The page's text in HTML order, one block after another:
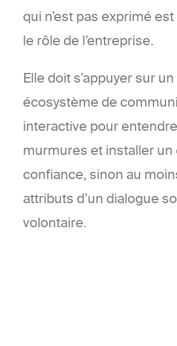
qui n’est pas exprimé
le rôle de l’entreprise.
Elle doit s’appuyer sur un
écosystème de
interactive pour
murmures et installer un
confiance, sinon au
attributs d’un dialogue
volontaire.